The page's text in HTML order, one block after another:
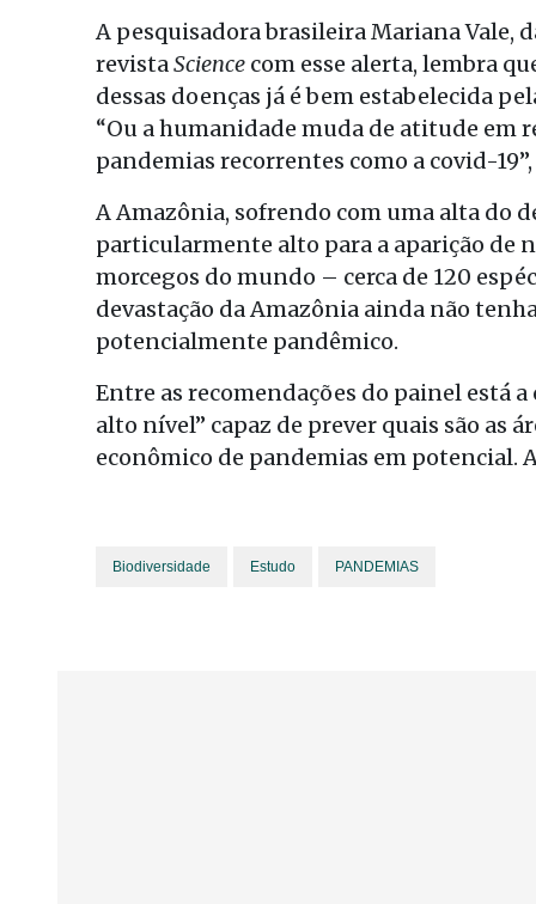
A pesquisadora brasileira Mariana Vale,
revistaScience com esse alerta, lembra
dessas doenças já é bem estabelecida
“Ou a humanidade muda de atitude em
pandemias recorrentes como a covid-
A Amazônia, sofrendo com uma alta do
particularmente alto para a aparição de
morcegos do mundo – cerca de 120
devastação da Amazônia ainda não
potencialmente pandêmico.
Entre as recomendações do painel está
alto nível” capaz de prever quais são as
econômico de pandemias em potencial.
Biodiversidade Estudo PANDEMIAS